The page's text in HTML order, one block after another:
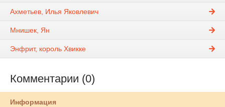
Ахметьев, Илья Яковлевич
Мнишек, Ян
Энфрит, король Хвикке
Комментарии (0)
Информация